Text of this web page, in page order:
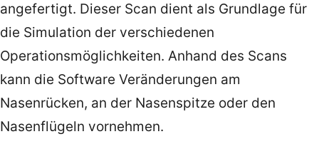
angefertigt. Dieser Scan dient als Grundlage für
die Simulation der verschiedenen
Operationsmöglichkeiten. Anhand des Scans
kann die Software Veränderungen am
Nasenrücken, an der Nasenspitze oder den
Nasenflügeln vornehmen.